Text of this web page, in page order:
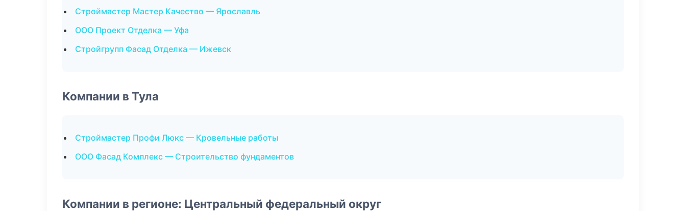
Строймастер Мастер Качество — Ярославль
ООО Проект Отделка — Уфа
Стройгрупп Фасад Отделка — Ижевск
Компании в Тула
Строймастер Профи Люкс — Кровельные работы
ООО Фасад Комплекс — Строительство фундаментов
Компании в регионе: Центральный федеральный округ